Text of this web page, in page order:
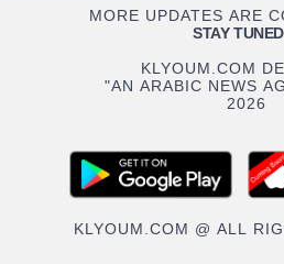
MORE UPDATES ARE
STAY TUNED
KLYOUM.COM
"AN ARABIC NEWS
2026
KLYOUM.COM @ ALL